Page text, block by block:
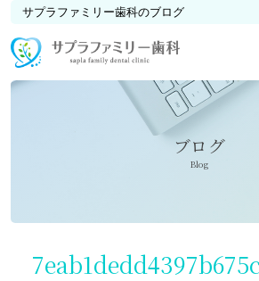
サプラファミリー歯科のブログ
ブログ
Blog